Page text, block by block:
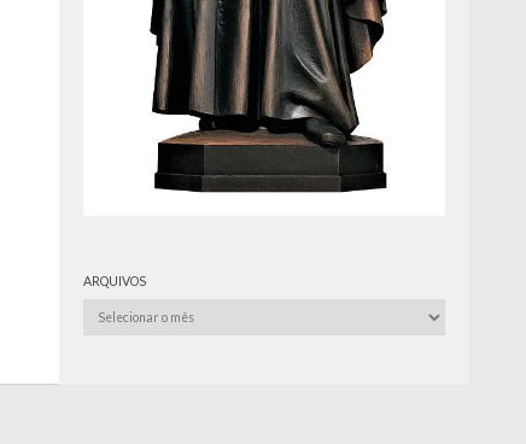
ARQUIVOS
Arquivos